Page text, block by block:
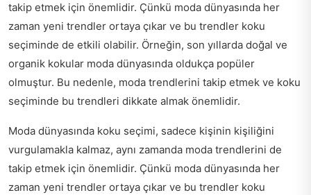
takip etmek için önemlidir. Çünkü moda dünyasında her
zaman yeni trendler ortaya çıkar ve bu trendler koku
seçiminde de etkili olabilir. Örneğin, son yıllarda doğal ve
organik kokular moda dünyasında oldukça popüler
olmuştur. Bu nedenle, moda trendlerini takip etmek ve koku
seçiminde bu trendleri dikkate almak önemlidir.
Moda dünyasında koku seçimi, sadece kişinin kişiliğini
vurgulamakla kalmaz, aynı zamanda moda trendlerini de
takip etmek için önemlidir. Çünkü moda dünyasında her
zaman yeni trendler ortaya çıkar ve bu trendler koku